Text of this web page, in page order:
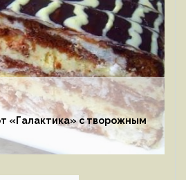
«Галактика» с творожным